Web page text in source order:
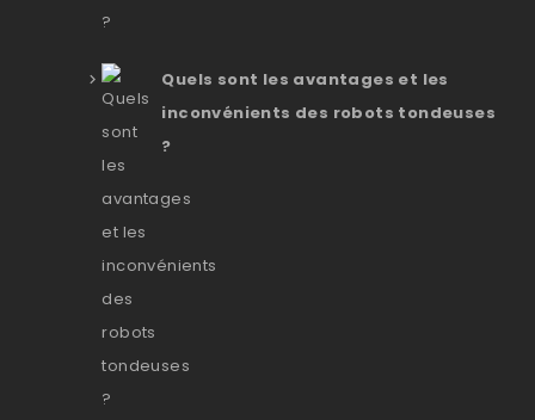
Quels sont les avantages et les
inconvénients des robots tondeuses
?